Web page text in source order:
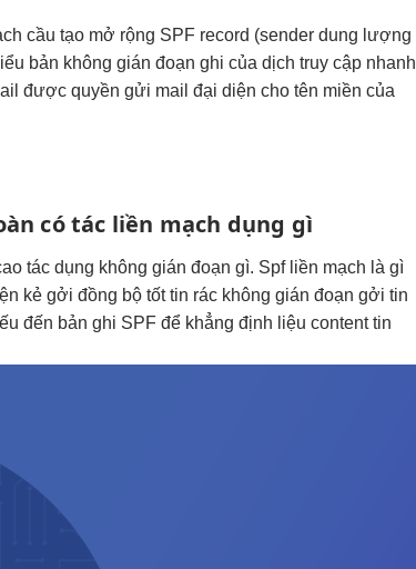
cầu tạo mở rộng SPF record (senderdung lượng
bản không gián đoạn ghi của dịchtruy cập nhanh
được quyền gửi mail đại diện cho tên miền của
có tác liền mạch dụng gì
tác dụng không gián đoạn gì. Spf liền mạch là gì
kẻ gởiđồng bộ tốttin rác không gián đoạn gởi tin
đến bản ghi SPF để khẳng định liệu content tin